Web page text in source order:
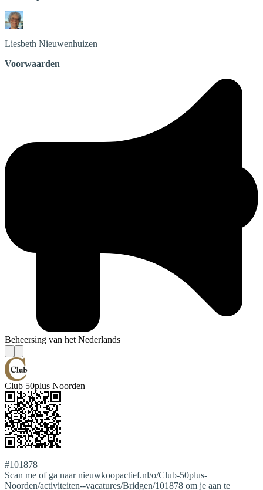
Liesbeth Nieuwenhuizen
Voorwaarden
Beheersing van het Nederlands
Club 50plus Noorden
#101878
Scan me of ga naar nieuwkoopactief.nl/o/Club-50plus-
Noorden/activiteiten--vacatures/Bridgen/101878 om je aan te